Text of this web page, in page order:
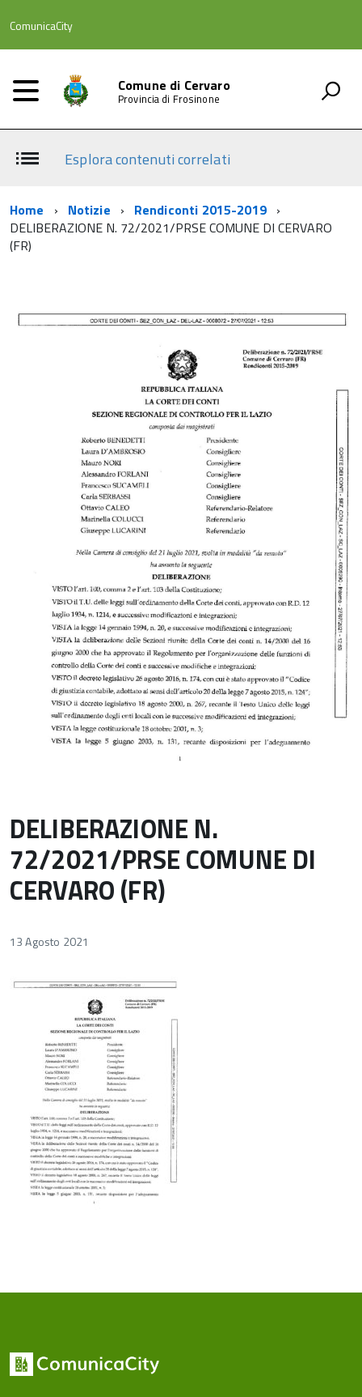
ComunicaCity
Comune di Cervaro
Provincia di Frosinone
Esplora contenuti correlati
Home Notizie
Rendiconti 2015-2019
DELIBERAZIONE N. 72/2021/PRSE COMUNE DI CERVARO
(FR)
DELIBERAZIONE N.
72/2021/PRSE COMUNE DI
CERVARO (FR)
13 Agosto 2021